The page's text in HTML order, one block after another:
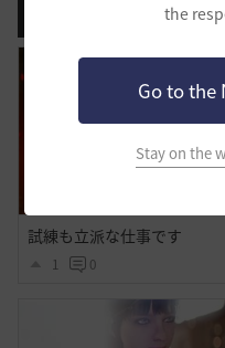
the
Go to the
Stay on the
検索順
試練も立派な仕事です
1 0